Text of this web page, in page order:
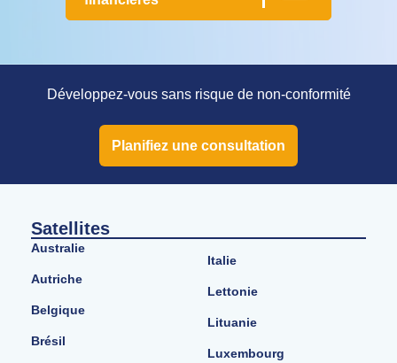
Développez-vous sans risque de non-conformité
Planifiez une consultation
Satellites
Australie
Autriche
Belgique
Brésil
Italie
Lettonie
Lituanie
Luxembourg